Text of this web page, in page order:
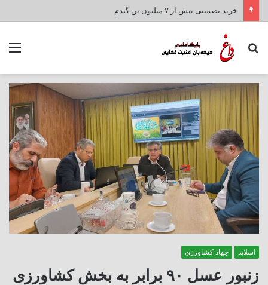
خرید تضمینی بیش از ۷ میلیون تن گندم
جستجو
اسلاید جهاد کشاورزی
زنبور عسل ۹۰ برابر به بخش کشاورزی